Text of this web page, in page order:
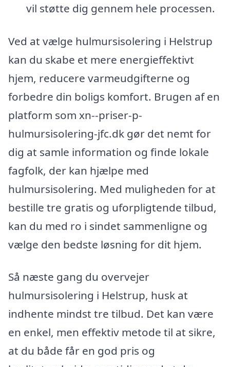
vil støtte dig gennem hele processen.
Ved at vælge hulmursisolering i Helstrup
kan du skabe et mere energieffektivt
hjem, reducere varmeudgifterne og
forbedre din boligs komfort. Brugen af en
platform som xn--priser-p-
hulmursisolering-jfc.dk gør det nemt for
dig at samle information og finde lokale
fagfolk, der kan hjælpe med
hulmursisolering. Med muligheden for at
bestille tre gratis og uforpligtende tilbud,
kan du med ro i sindet sammenligne og
vælge den bedste løsning for dit hjem.
Så næste gang du overvejer
hulmursisolering i Helstrup, husk at
indhente mindst tre tilbud. Det kan være
en enkel, men effektiv metode til at sikre,
at du både får en god pris og